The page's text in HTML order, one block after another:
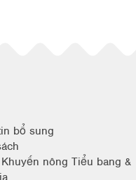
bổ sung
nông Tiểu bang &